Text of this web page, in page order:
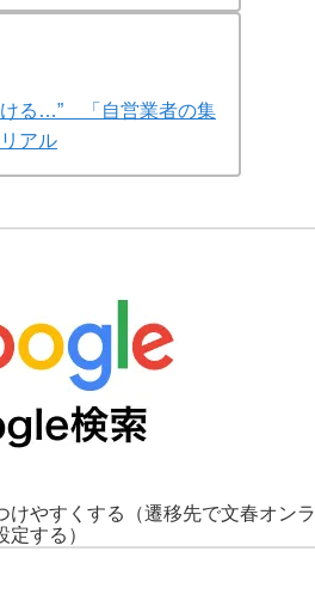
ける…” 「自営業者の集
アル
けやすくする
（遷移先で文春オンラ
する）